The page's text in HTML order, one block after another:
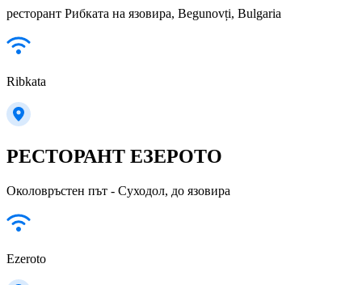
ресторант Рибката на язовира, Begunovți, Bulgaria
Ribkata
РЕСТОРАНТ ЕЗЕРОТО
Околовръстен път - Суходол, до язовира
Ezeroto